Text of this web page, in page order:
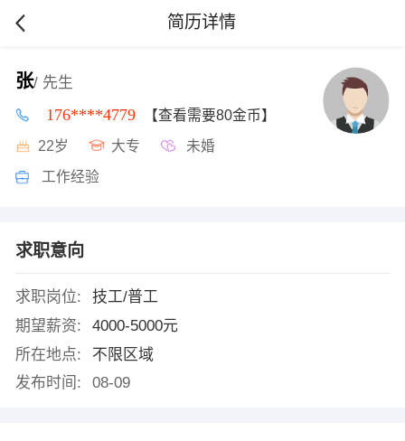
简历详情
张/ 先生
176****4779 【查看需要80金币】
22岁 大专 未婚
工作经验
求职意向
求职岗位:
技工/普工
期望薪资:
4000-5000元
所在地点:
不限区域
发布时间:
08-09